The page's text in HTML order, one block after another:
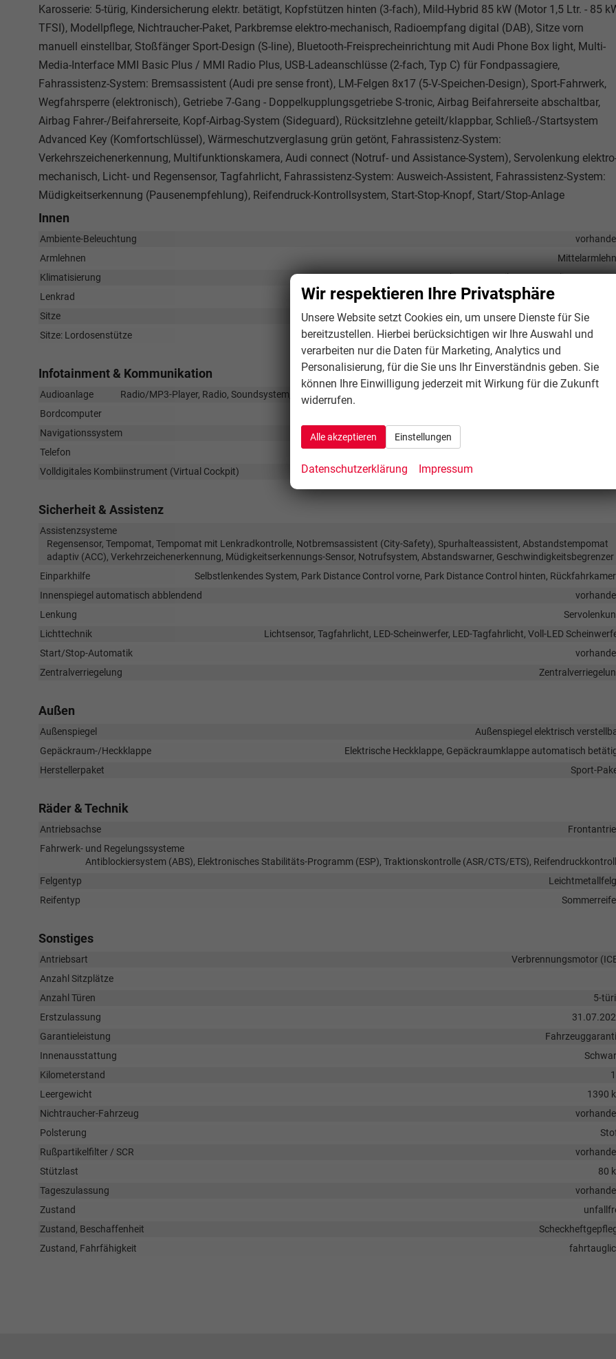
Karosserie: 5-türig, Kindersicherung elektr. betätigt, Kopfstützen hinten (3-fach), Mild-Hybrid 85 kW (Motor 1,5 Ltr. - 85
TFSI), Modellpflege, Nichtraucher-Paket, Parkbremse elektro-mechanisch, Radioempfang digital (DAB), Sitze vorn
manuell einstellbar, Stoßfänger Sport-Design (S-line), Bluetooth-Freisprecheinrichtung mit Audi Phone Box light, Multi-
Media-Interface MMI Basic Plus / MMI Radio Plus, USB-Ladeanschlüsse (2-fach, Typ C) für Fondpassagiere,
Fahrassistenz-System: Bremsassistent (Audi pre sense front), LM-Felgen 8x17 (5-V-Speichen-Design), Sport-Fahrwerk,
Wegfahrsperre (elektronisch), Getriebe 7-Gang - Doppelkupplungsgetriebe S-tronic, Airbag Beifahrerseite abschaltbar,
Airbag Fahrer-/Beifahrerseite, Kopf-Airbag-System (Sideguard), Rücksitzlehne geteilt/klappbar, Schließ-/Startsystem
Advanced Key (Komfortschlüssel), Wärmeschutzverglasung grün getönt, Fahrassistenz-System:
Verkehrszeichenerkennung, Multifunktionskamera, Audi connect (Notruf- und Assistance-System), Servolenkung
mechanisch, Licht- und Regensensor, Tagfahrlicht, Fahrassistenz-System: Ausweich-Assistent, Fahrassistenz-System:
Müdigkeitserkennung (Pausenempfehlung), Reifendruck-Kontrollsystem, Start-Stop-Knopf, Start/Stop-Anlage
Innen
Ambiente-Beleuchtung
Armlehnen
Klimatisierung
Klimaautomatik, 3-Zonen-
Lenkrad
mit
Sitze
Isofix (Kindersitzbefestigung),
Sitze: Lordosenstütze
Infotainment & Kommunikation
Audioanlage
Radio/MP3-Player, Radio, Soundsystem, Schnittstelle USB, Digitalradio DAB, Android Auto, Apple CarPlay,
Bordcomputer
Navigationssystem
Telefon
Freisprecheinrichtung, Bluetooth, Induktionsladen für
Volldigitales Kombiinstrument (Virtual Cockpit)
Sicherheit & Assistenz
Assistenzsysteme
Regensensor, Tempomat, Tempomat mit Lenkradkontrolle, Notbremsassistent (City-Safety), Spurhalteassistent, Abstandstempomat
adaptiv (ACC), Verkehrzeichenerkennung, Müdigkeitserkennungs-Sensor, Notrufsystem, Abstandswarner, Geschwindigkeitsbegrenzer
Einparkhilfe
Selbstlenkendes System, Park Distance Control vorne, Park Distance Control hinten,
Innenspiegel automatisch abblendend
Lenkung
Lichttechnik
Lichtsensor, Tagfahrlicht, LED-Scheinwerfer, LED-Tagfahrlicht, Voll-LED
Start/Stop-Automatik
Zentralverriegelung
Außen
Außenspiegel
Außenspiegel elektrisch
Gepäckraum-/Heckklappe
Elektrische Heckklappe, Gepäckraumklappe automatisch
Herstellerpaket
Sport-
Räder & Technik
Antriebsachse
Fahrwerk- und Regelungssysteme
Antiblockiersystem (ABS), Elektronisches Stabilitäts-Programm (ESP), Traktionskontrolle (ASR/CTS/ETS),
Felgentyp
Reifentyp
Sonstiges
Antriebsart
Verbrennungsmotor
Anzahl Sitzplätze
Anzahl Türen
5-
Erstzulassung
Garantieleistung
Innenausstattung
Kilometerstand
Leergewicht
1390
Nichtraucher-Fahrzeug
Polsterung
Rußpartikelfilter / SCR
Stützlast
80
Tageszulassung
Zustand
Zustand, Beschaffenheit
Zustand, Fahrfähigkeit
Wir respektieren Ihre Privatsphäre
Unsere Website setzt Cookies ein, um unsere Dienste für Sie
bereitzustellen. Hierbei berücksichtigen wir Ihre Auswahl und
verarbeiten nur die Daten für Marketing, Analytics und
Personalisierung, für die Sie uns Ihr Einverständnis geben. Sie
können Ihre Einwilligung jederzeit mit Wirkung für die Zukunft
widerrufen.
Alle akzeptieren Einstellungen
Datenschutzerklärung Impressum